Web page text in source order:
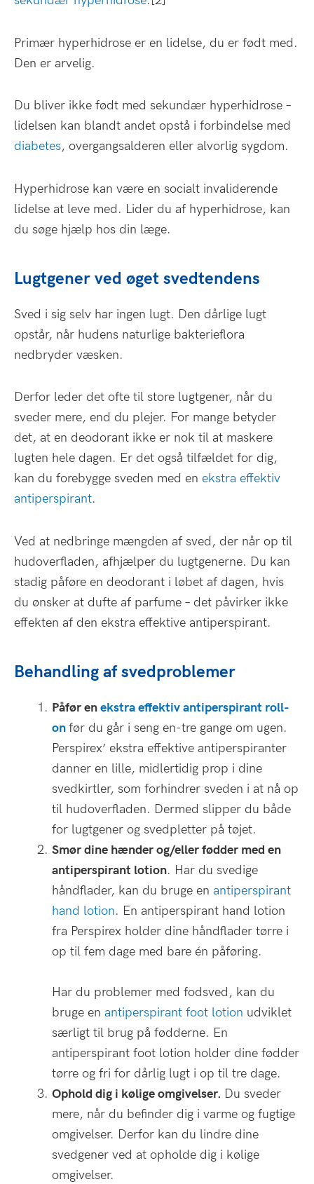
Primær hyperhidrose er en lidelse, du er født med.
Den er arvelig.
Du bliver ikke født med sekundær hyperhidrose –
lidelsen kan blandt andet opstå i forbindelse med
diabetes, overgangsalderen eller alvorlig sygdom.
Hyperhidrose kan være en socialt invaliderende
lidelse at leve med. Lider du af hyperhidrose, kan
du søge hjælp hos din læge.
Lugtgener ved øget svedtendens
Sved i sig selv har ingen lugt. Den dårlige lugt
opstår, når hudens naturlige bakterieflora
nedbryder væsken.
Derfor leder det ofte til store lugtgener, når du
sveder mere, end du plejer. For mange betyder
det, at en deodorant ikke er nok til at maskere
lugten hele dagen. Er det også tilfældet for dig,
kan du forebygge sveden med en ekstra effektiv
antiperspirant.
Ved at nedbringe mængden af sved, der når op til
hudoverfladen, afhjælper du lugtgenerne. Du kan
stadig påføre en deodorant i løbet af dagen, hvis
du ønsker at dufte af parfume – det påvirker ikke
effekten af den ekstra effektive antiperspirant.
Behandling af svedproblemer
Påfør enekstra effektiv antiperspirant roll-
onfør du går i seng en-tre gange om ugen.
Perspirex’ ekstra effektive antiperspiranter
danner en lille, midlertidig prop i dine
svedkirtler, som forhindrer sveden i at nå op
til hudoverfladen. Dermed slipper du både
for lugtgener og svedpletter på tøjet.
Smør dine hænder og/eller fødder med en
antiperspirant lotion. Har du svedige
håndflader, kan du bruge en antiperspirant
hand lotion. En antiperspirant hand lotion
fra Perspirex holder dine håndflader tørre i
op til fem dage med bare én påføring.
Har du problemer med fodsved, kan du
bruge en antiperspirant foot lotion udviklet
særligt til brug på fødderne. En
antiperspirant foot lotion holder dine fødder
tørre og fri for dårlig lugt i op til tre dage.
Ophold dig i kølige omgivelser. Du sveder
mere, når du befinder dig i varme og fugtige
omgivelser. Derfor kan du lindre dine
svedgener ved at opholde dig i kølige
omgivelser.